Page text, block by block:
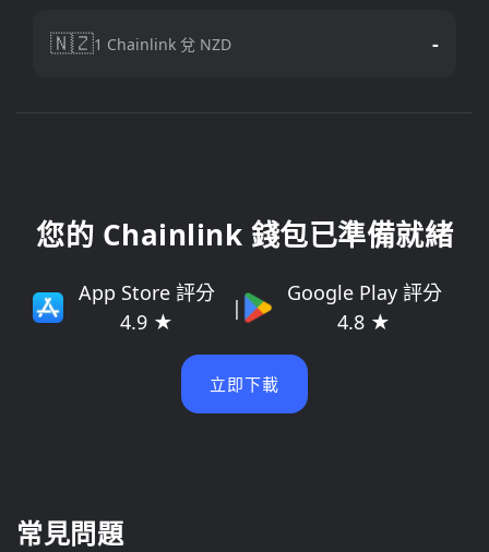
🇳🇿1 Chainlink 兌 NZD -
您的 Chainlink 錢包已準備就緒
App Store 評分
4.9 ★
|
Google Play 評分
4.8 ★
立即下載
常見問題